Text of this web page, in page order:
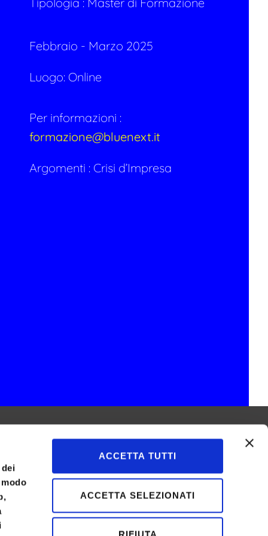
ACCETTA TUTTI
ACCETTA SELEZIONATI
Febbraio - Marzo 2025
Luogo: Online
Per informazioni :
formazione@bluenext.it
Argomenti : Crisi d’Impresa